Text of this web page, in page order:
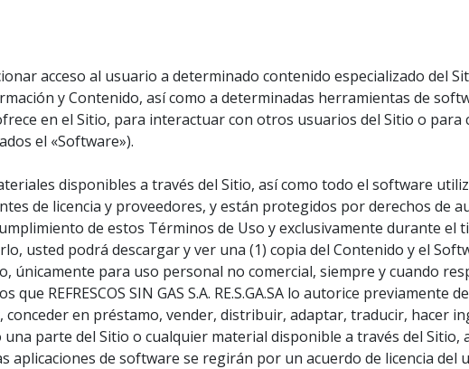
acceso al usuario a determinado contenido especializado del
y Contenido, así como a determinadas herramientas de
en el Sitio, para interactuar con otros usuarios del Sitio o
el «Software»).
disponibles a través del Sitio, así como todo el software
de licencia y proveedores, y están protegidos por derechos
de estos Términos de Uso y exclusivamente durante el
usted podrá descargar y ver una (1) copia del Contenido y el
únicamente para uso personal no comercial, siempre y cuando
REFRESCOS SIN GAS S.A. RE.S.GA.SA lo autorice
en préstamo, vender, distribuir, adaptar, traducir, hacer
parte del Sitio o cualquier material disponible a través del Sitio,
de software se regirán por un acuerdo de licencia del